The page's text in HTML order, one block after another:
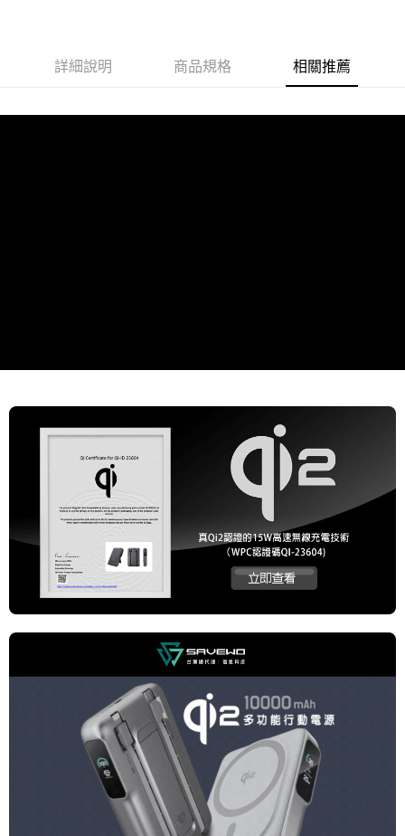
恩沛科技股份有限公司將有權停止該用戶之使用額度並採取法律行動。
詳細說明 商品規格 相關推薦